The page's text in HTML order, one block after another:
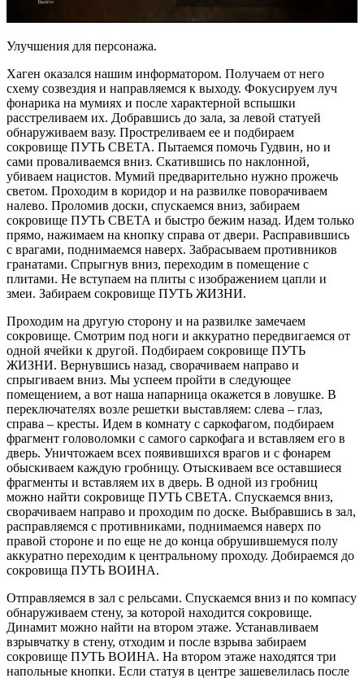
Улучшения для персонажа.
Хаген оказался нашим информатором. Получаем от него
схему созвездия и направляемся к выходу. Фокусируем луч
фонарика на мумиях и после характерной вспышки
расстреливаем их. Добравшись до зала, за левой статуей
обнаруживаем вазу. Простреливаем ее и подбираем
сокровище ПУТЬ СВЕТА. Пытаемся помочь Гудвин, но и
сами проваливаемся вниз. Скатившись по наклонной,
убиваем нацистов. Мумий предварительно нужно прожечь
светом. Проходим в коридор и на развилке поворачиваем
налево. Проломив доски, спускаемся вниз, забираем
сокровище ПУТЬ СВЕТА и быстро бежим назад. Идем только
прямо, нажимаем на кнопку справа от двери. Расправившись
с врагами, поднимаемся наверх. Забрасываем противников
гранатами. Спрыгнув вниз, переходим в помещение с
плитами. Не вступаем на плиты с изображением цапли и
змеи. Забираем сокровище ПУТЬ ЖИЗНИ.
Проходим на другую сторону и на развилке замечаем
сокровище. Смотрим под ноги и аккуратно передвигаемся от
одной ячейки к другой. Подбираем сокровище ПУТЬ
ЖИЗНИ. Вернувшись назад, сворачиваем направо и
спрыгиваем вниз. Мы успеем пройти в следующее
помещением, а вот наша напарница окажется в ловушке. В
переключателях возле решетки выставляем: слева – глаз,
справа – кресты. Идем в комнату с саркофагом, подбираем
фрагмент головоломки с самого саркофага и вставляем его в
дверь. Уничтожаем всех появившихся врагов и с фонарем
обыскиваем каждую гробницу. Отыскиваем все оставшиеся
фрагменты и вставляем их в дверь. В одной из гробниц
можно найти сокровище ПУТЬ СВЕТА. Спускаемся вниз,
сворачиваем направо и проходим по доске. Выбравшись в зал,
расправляемся с противниками, поднимаемся наверх по
правой стороне и по еще не до конца обрушившемуся полу
аккуратно переходим к центральному проходу. Добираемся до
сокровища ПУТЬ ВОИНА.
Отправляемся в зал с рельсами. Спускаемся вниз и по компасу
обнаруживаем стену, за которой находится сокровище.
Динамит можно найти на втором этаже. Устанавливаем
взрывчатку в стену, отходим и после взрыва забираем
сокровище ПУТЬ ВОИНА. На втором этаже находятся три
напольные кнопки. Если статуя в центре зашевелилась после